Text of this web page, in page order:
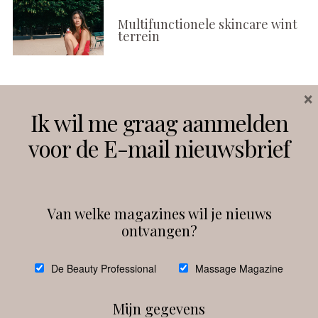
Multifunctionele skincare wint
terrein
Instagram Facebook
debeautyprofessional
Ik wil me graag aanmelden
voor de E-mail nieuwsbrief
Van welke magazines wil je nieuws
ontvangen?
De Beauty Professional Massage Magazine
Mijn gegevens
×